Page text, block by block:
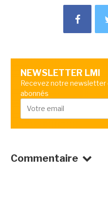
NEWSLETTER LMI
Recevez notre
abonnés
Commentaire